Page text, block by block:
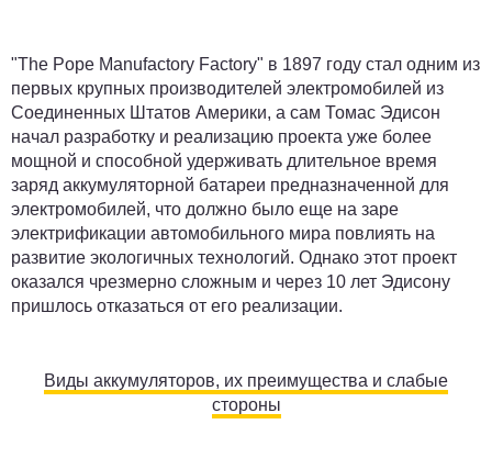
"The Pope Manufactory Factory" в 1897 году стал одним из
первых крупных производителей электромобилей из
Соединенных Штатов Америки, а сам Томас Эдисон
начал разработку и реализацию проекта уже более
мощной и способной удерживать длительное время
заряд аккумуляторной батареи предназначенной для
электромобилей, что должно было еще на заре
электрификации автомобильного мира повлиять на
развитие экологичных технологий. Однако этот проект
оказался чрезмерно сложным и через 10 лет Эдисону
пришлось отказаться от его реализации.
Виды аккумуляторов, их преимущества и слабые
стороны